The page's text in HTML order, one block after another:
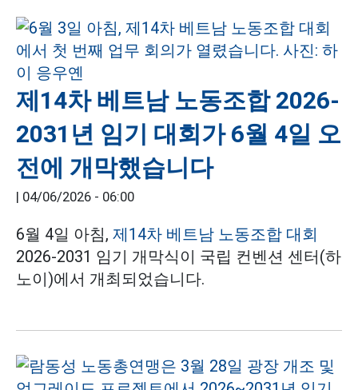
제14차 베트남 노동조합 2026-
2031년 임기 대회가 6월 4일 오
전에 개막했습니다
| 04/06/2026 - 06:00
6월 4일 아침, 제14차 베트남 노동조합 대회
2026-2031 임기 개막식이 국립 컨벤션 센터(하
노이)에서 개최되었습니다.